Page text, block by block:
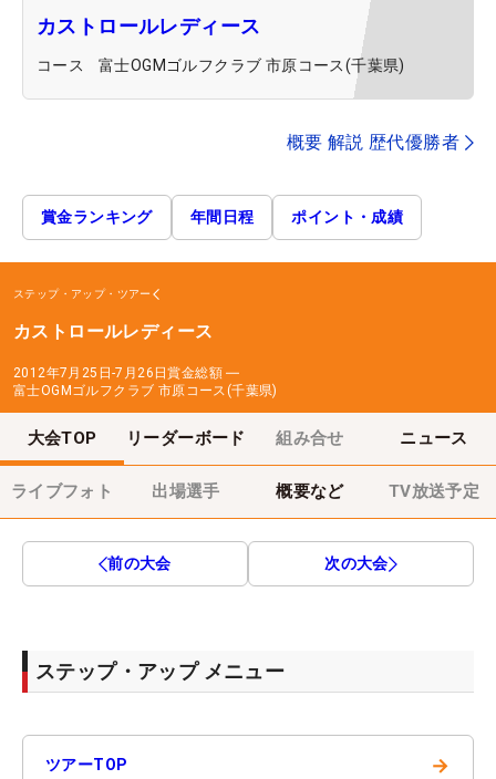
カストロールレディース
コース 富士OGMゴルフクラブ 市原コース(千葉県)
概要 解説 歴代優勝者
賞金ランキング 年間日程 ポイント・成績
ステップ・アップ・ツアー
カストロールレディース
2012年7月25日-7月26日賞金総額 ―
富士OGMゴルフクラブ 市原コース(千葉県)
大会TOP リーダーボード 組み合せ ニュース
ライブフォト 出場選手 概要など TV放送予定
前の大会 次の大会
ステップ・アップ メニュー
ツアーTOP →